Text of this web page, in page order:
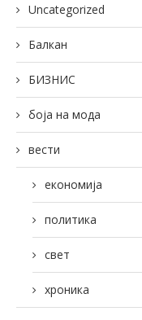
Uncategorized
Балкан
БИЗНИС
боја на мода
вести
економија
политика
свет
хроника